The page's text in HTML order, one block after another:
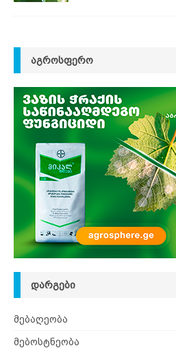
ᲐᲒᲠᲝᲡᲤᲔᲠᲝ
ᲓᲐᲠᲒᲔᲑᲘ
მებაღეობა
მებოსტნეობა